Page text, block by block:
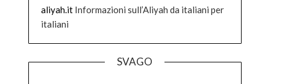
aliyah.itInformazioni sull’Aliyah da italiani per
italiani
SVAGO